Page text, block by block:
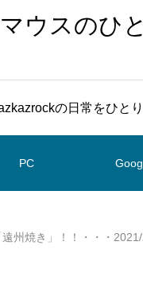
ウスのひ
の日常をひと
PC
州焼き」！！・・・2021/